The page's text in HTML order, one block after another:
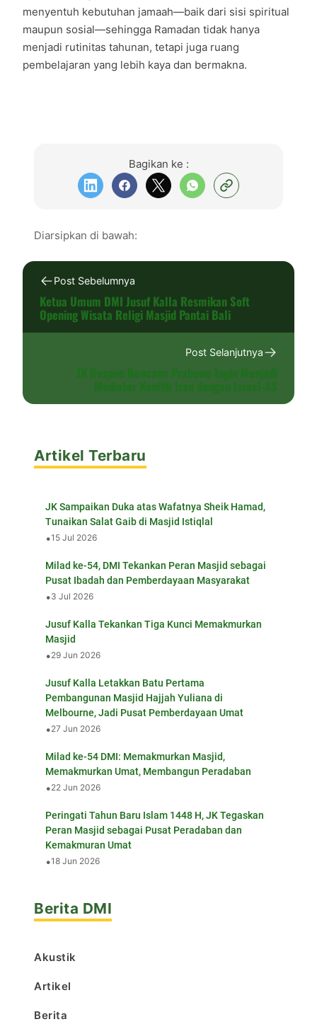
menyentuh kebutuhan jamaah—baik dari sisi spiritual
maupun sosial—sehingga Ramadan tidak hanya
menjadi rutinitas tahunan, tetapi juga ruang
pembelajaran yang lebih kaya dan bermakna.
Bagikan ke :
Diarsipkan di bawah:
Post Sebelumnya
Ketua Umum DMI Jusuf Kalla Resmikan Soft
Opening Wisata Religi Masjid Pantai Bali
Post Selanjutnya
Artikel Terbaru
JK Sampaikan Duka atas Wafatnya Sheik Hamad,
Tunaikan Salat Gaib di Masjid Istiqlal
•15 Jul 2026
Milad ke-54, DMI Tekankan Peran Masjid sebagai
Pusat Ibadah dan Pemberdayaan Masyarakat
•3 Jul 2026
Jusuf Kalla Tekankan Tiga Kunci Memakmurkan
Masjid
•29 Jun 2026
Jusuf Kalla Letakkan Batu Pertama
Pembangunan Masjid Hajjah Yuliana di
Melbourne, Jadi Pusat Pemberdayaan Umat
•27 Jun 2026
Milad ke-54 DMI: Memakmurkan Masjid,
Memakmurkan Umat, Membangun Peradaban
•22 Jun 2026
Peringati Tahun Baru Islam 1448 H, JK Tegaskan
Peran Masjid sebagai Pusat Peradaban dan
Kemakmuran Umat
•18 Jun 2026
Berita DMI
Akustik
Artikel
Berita